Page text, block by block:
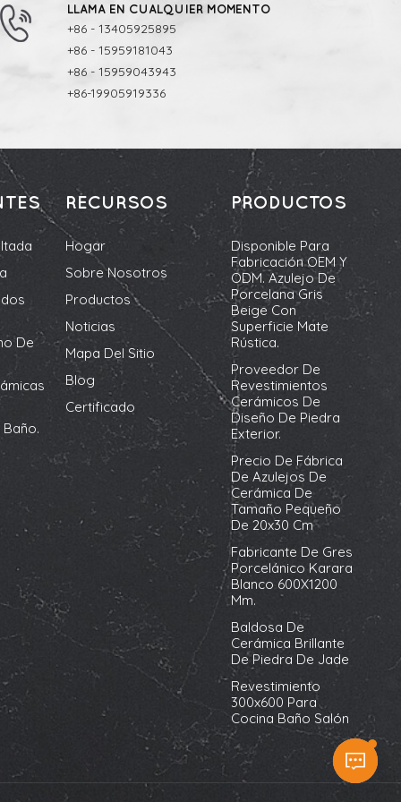
LLAMA EN CUALQUIER MOMENTO
+86 - 13405925895
+86 - 15959181043
+86 - 15959043943
+86-19905919336
De
RECURSOS
Hogar
Sobre Nosotros
Productos
Noticias
Mapa Del Sitio
Blog
Certificado
PRODUCTOS
Disponible Para
Fabricación OEM Y
ODM. Azulejo De
Porcelana Gris
Beige Con
Superficie Mate
Rústica.
Proveedor De
Revestimientos
Cerámicos De
Diseño De Piedra
Exterior.
Precio De Fábrica
De Azulejos De
Cerámica De
Tamaño Pequeño
De 20x30 Cm
Fabricante De Gres
Porcelánico Karara
Blanco 600X1200
Mm.
Baldosa De
Cerámica Brillante
De Piedra De Jade
Revestimiento
300x600 Para
Cocina Baño Salón